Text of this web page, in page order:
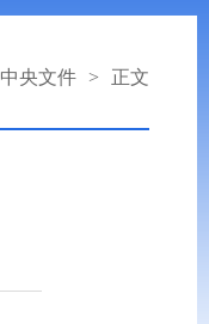
中央文件 > 正文